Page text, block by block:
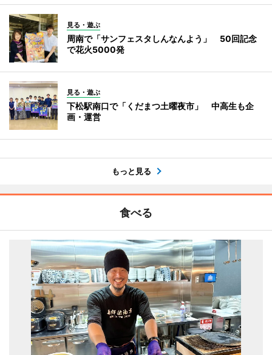
見る・遊ぶ
周南で「サンフェスタしんなんよう」 50回記念
で花火5000発
見る・遊ぶ
下松駅南口で「くだまつ土曜夜市」 中高生も企
画・運営
もっと見る
食べる